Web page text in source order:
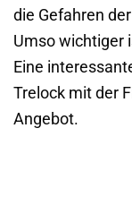
die Gefahren
Umso wichtiger
Eine
Trelock mit der
Angebot.